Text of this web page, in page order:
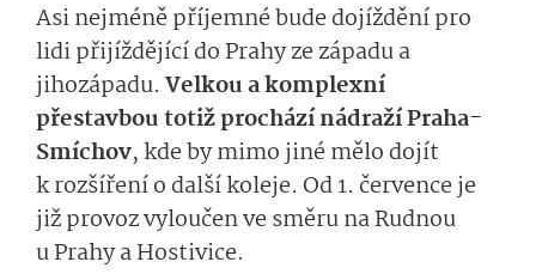
Asi nejméně příjemné bude dojíždění pro
lidi přijíždějící do Prahy ze západu a
jihozápadu. Velkou a komplexní
přestavbou totiž prochází nádraží Praha-
Smíchov, kde by mimo jiné mělo dojít
k rozšíření o další koleje. Od 1. července je
již provoz vyloučen ve směru na Rudnou
u Prahy a Hostivice.